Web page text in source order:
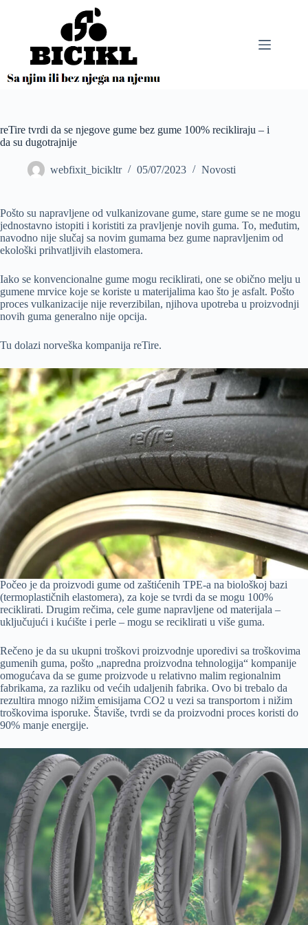
reTire tvrdi da se njegove gume bez gume 100% recikliraju – i
da su dugotrajnije
webfixit_bicikltr 05/07/2023 Novosti
Pošto su napravljene od vulkanizovane gume, stare gume se ne mogu
jednostavno istopiti i koristiti za pravljenje novih guma. To, međutim,
navodno nije slučaj sa novim gumama bez gume napravljenim od
ekološki prihvatljivih elastomera.
Iako se konvencionalne gume mogu reciklirati, one se obično melju u
gumene mrvice koje se koriste u materijalima kao što je asfalt. Pošto
proces vulkanizacije nije reverzibilan, njihova upotreba u proizvodnji
novih guma generalno nije opcija.
Tu dolazi norveška kompanija reTire.
Počeo je da proizvodi gume od zaštićenih TPE-a na biološkoj bazi
(termoplastičnih elastomera), za koje se tvrdi da se mogu 100%
reciklirati. Drugim rečima, cele gume napravljene od materijala –
uključujući i kućište i perle – mogu se reciklirati u više guma.
Rečeno je da su ukupni troškovi proizvodnje uporedivi sa troškovima
gumenih guma, pošto „napredna proizvodna tehnologija“ kompanije
omogućava da se gume proizvode u relativno malim regionalnim
fabrikama, za razliku od većih udaljenih fabrika. Ovo bi trebalo da
rezultira mnogo nižim emisijama CO2 u vezi sa transportom i nižim
troškovima isporuke. Štaviše, tvrdi se da proizvodni proces koristi do
90% manje energije.